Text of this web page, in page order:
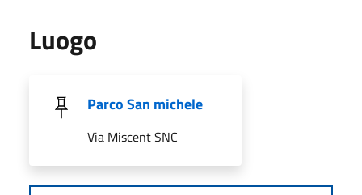
Luogo
Parco San michele
Via Miscent SNC